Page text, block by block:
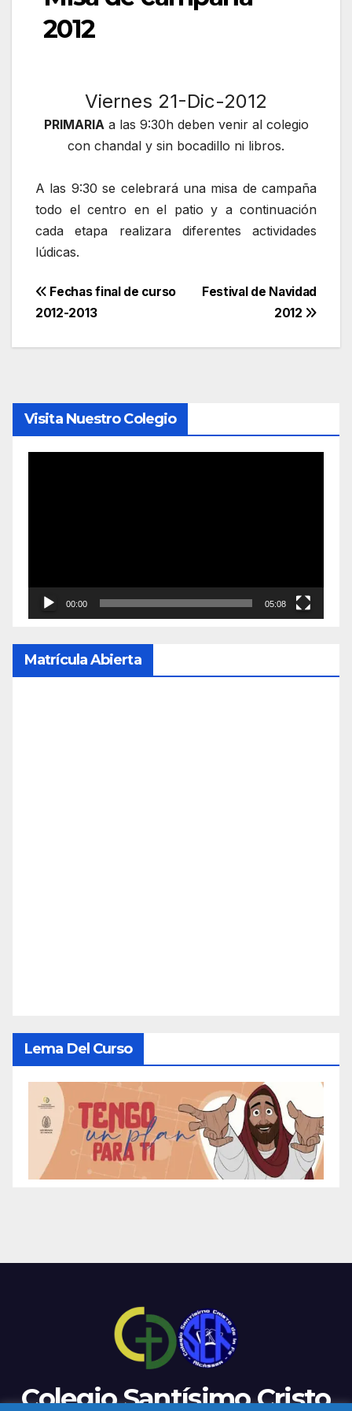
2012
Viernes 21-Dic-2012
PRIMARIAa las 9:30h deben venir al colegio
con chandal y sin bocadillo ni libros.
A las 9:30 se celebrará una misa de campaña
todo el centro en el patio y a continuación
cada etapa realizara diferentes actividades
lúdicas.
Navegación
Festival de Navidad
2012
Fechas final de curso
2012-2013
Visita Nuestro Colegio
00:00 05:08
Matrícula Abierta
Lema Del Curso
Colegio Santísimo Cristo